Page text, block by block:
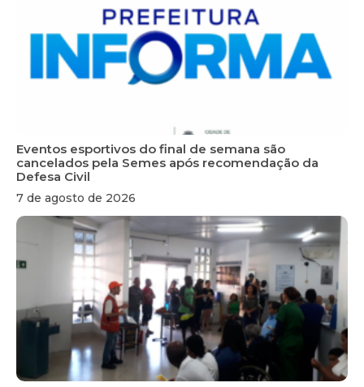
Eventos esportivos do final de semana são
cancelados pela Semes após recomendação da
Defesa Civil
7 de agosto de 2026